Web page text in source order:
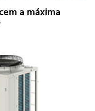
a máxima